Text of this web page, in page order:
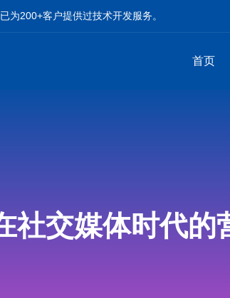
为200+客户提供过技术开发服务。
首页
社交媒体时代的